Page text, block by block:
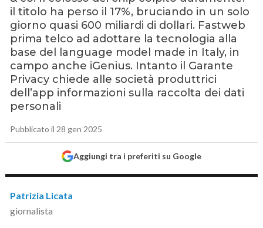
il titolo ha perso il 17%, bruciando in un solo
giorno quasi 600 miliardi di dollari. Fastweb
prima telco ad adottare la tecnologia alla
base del language model made in Italy, in
campo anche iGenius. Intanto il Garante
Privacy chiede alle società produttrici
dell’app informazioni sulla raccolta dei dati
personali
Pubblicato il 28 gen 2025
Aggiungi tra i preferiti su Google
Patrizia Licata
giornalista